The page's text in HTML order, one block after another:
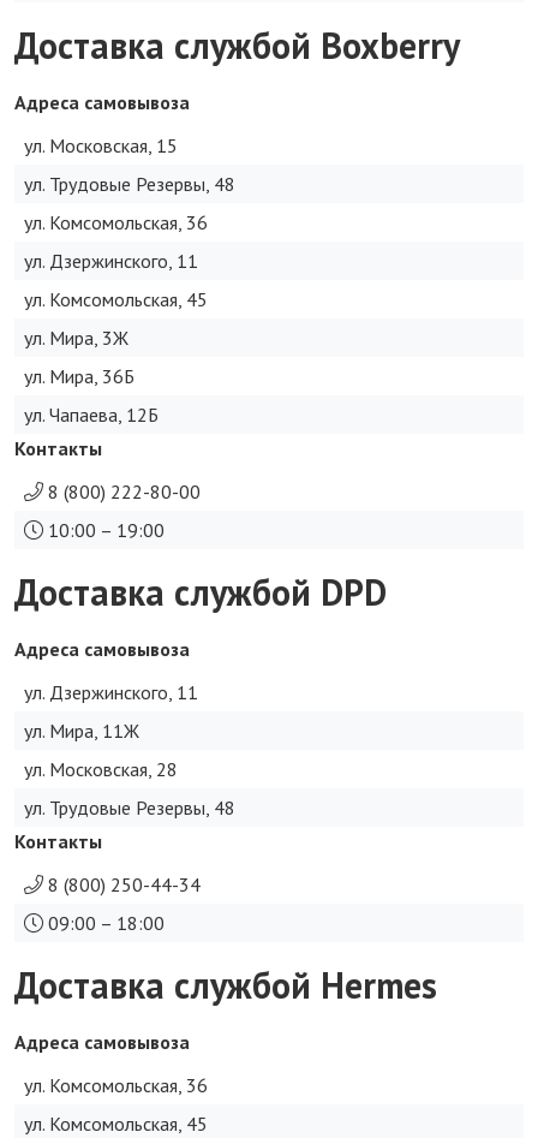
Доставка службой Boxberry
Адреса самовывоза
ул. Московская, 15
ул. Трудовые Резервы, 48
ул. Комсомольская, 36
ул. Дзержинского, 11
ул. Комсомольская, 45
ул. Мира, 3Ж
ул. Мира, 36Б
ул. Чапаева, 12Б
Контакты
8 (800) 222-80-00
10:00 – 19:00
Доставка службой DPD
Адреса самовывоза
ул. Дзержинского, 11
ул. Мира, 11Ж
ул. Московская, 28
ул. Трудовые Резервы, 48
Контакты
8 (800) 250-44-34
09:00 – 18:00
Доставка службой Hermes
Адреса самовывоза
ул. Комсомольская, 36
ул. Комсомольская, 45